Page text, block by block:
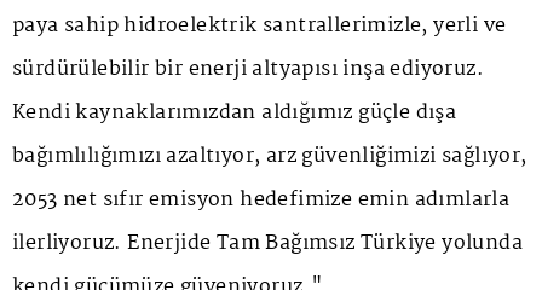
paya sahip hidroelektrik santrallerimizle, yerli ve
sürdürülebilir bir enerji altyapısı inşa ediyoruz.
Kendi kaynaklarımızdan aldığımız güçle dışa
bağımlılığımızı azaltıyor, arz güvenliğimizi sağlıyor,
2053 net sıfır emisyon hedefimize emin adımlarla
ilerliyoruz. Enerjide Tam Bağımsız Türkiye yolunda